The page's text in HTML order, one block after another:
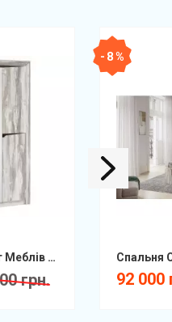
Шафа 4Д Соломія Світ Меблів Знято
грн.
- 8 %
92 000